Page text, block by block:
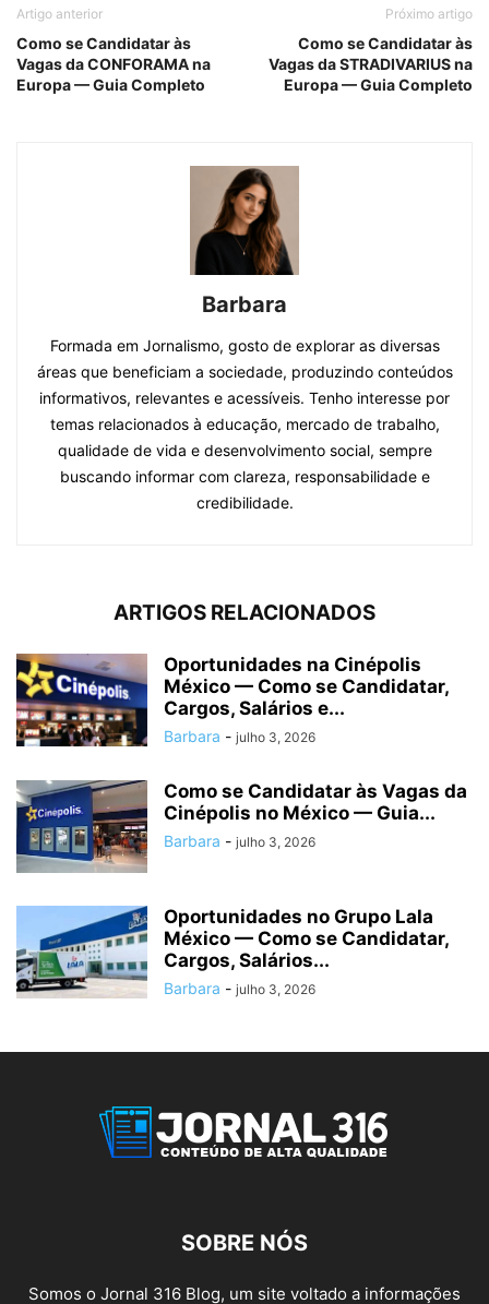
Artigo anterior
Como se Candidatar às
Vagas da CONFORAMA na
Europa — Guia Completo
Próximo artigo
Como se Candidatar às
Vagas da STRADIVARIUS na
Europa — Guia Completo
Barbara
Formada em Jornalismo, gosto de explorar as diversas
áreas que beneficiam a sociedade, produzindo conteúdos
informativos, relevantes e acessíveis. Tenho interesse por
temas relacionados à educação, mercado de trabalho,
qualidade de vida e desenvolvimento social, sempre
buscando informar com clareza, responsabilidade e
credibilidade.
ARTIGOS RELACIONADOS
Oportunidades na Cinépolis
México — Como se Candidatar,
Cargos, Salários e...
Barbara - julho 3, 2026
Como se Candidatar às Vagas da
Cinépolis no México — Guia...
Barbara - julho 3, 2026
Oportunidades no Grupo Lala
México — Como se Candidatar,
Cargos, Salários...
Barbara - julho 3, 2026
SOBRE NÓS
Somos o Jornal 316 Blog, um site voltado a informações